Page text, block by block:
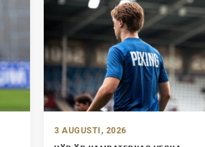
3 AUGUSTI, 2026